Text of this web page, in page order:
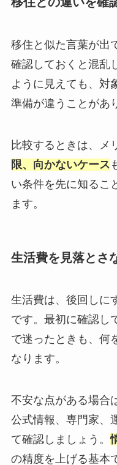
移住と似た言葉が出
確認しておくと混乱
ように見えても、対
準備が違うことがあ
比較するときは、メ
限、向かないケース
い条件を先に知るこ
ます。
生活費を見落とさ
生活費は、後回しに
です。最初に確認し
で迷ったときも、何
なります。
不安な点がある場合
公式情報、専門家、
て確認しましょう。
の精度を上げる基本